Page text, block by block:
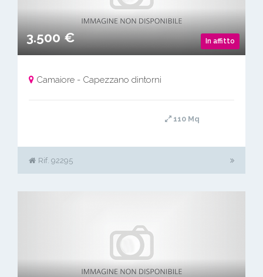
In affitto
3.500 €
Camaiore - Capezzano dintorni
110 Mq
Rif. 92295